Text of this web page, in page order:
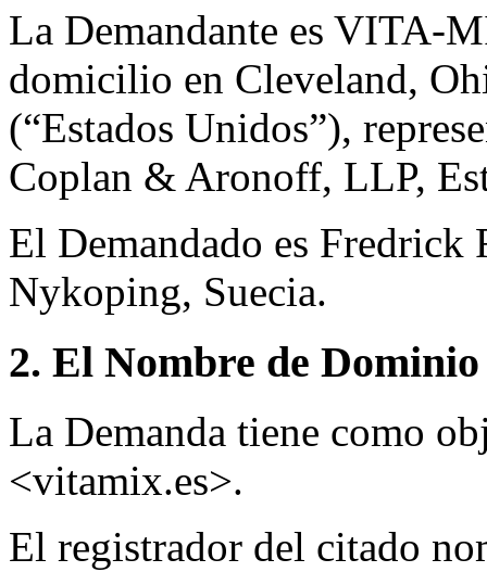
La Demandante es VITA-
domicilio en Cleveland,
(“Estados Unidos”),
Coplan & Aronoff, LLP,
El Demandado es
Nykoping, Suecia.
2. El Nombre de
La Demanda tiene como
<vitamix.es>.
El registrador del citado